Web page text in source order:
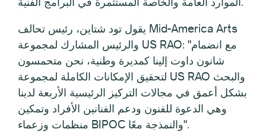
يقول تود شتاين، رئيس تحالف Mid-America Arts
والرئيس المشارك لمجموعة US RAO: "مع انضمام
شانون داوت إلينا كمديرة وطنية، نحن متحمسون
لتحقيق الإمكانات الكاملة لمجموعة US RAO والبحث
بشكل أعمق في مجالات التركيز الرئيسية الأربعة لدينا
وهي الدعوة للفنون ودعم الفنانين الأفراد وتمكين
منظمات وزعماء BIPOC والنمذجة معًا".